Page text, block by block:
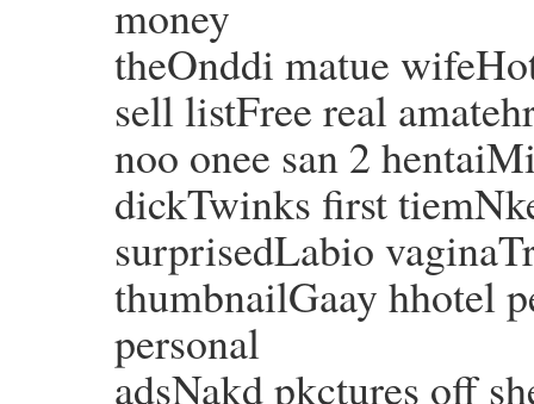
money
theOnddi matue
sell listFree real
noo onee san 2
dickTwinks first
surprisedLabio
thumbnailGaay hhotel
personal
adsNakd pkctures off